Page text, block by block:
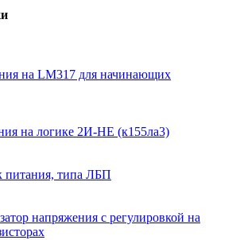
на LM317 для начинающих
на логике 2И-НЕ (к155ла3)
питания, типа ЛБП
напряжения с регулировкой на